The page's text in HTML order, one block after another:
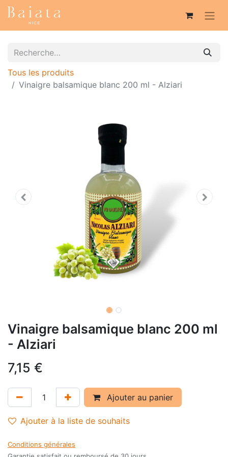
Tous les produits
Vinaigre balsamique blanc 200 ml - Alziari
Vinaigre balsamique blanc 200 ml
- Alziari
7,15 €
Ajouter au panier
Ajouter à la liste de souhaits
Conditions générales